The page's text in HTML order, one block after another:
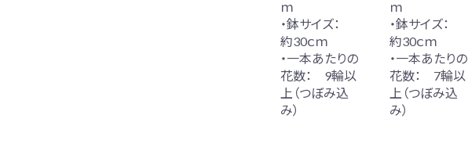
ｍ
・鉢サイズ：
約30ｃｍ
・一本あたりの
花数： 9輪以
上（つぼみ込
み）
ｍ
・鉢サイズ：
約30ｃｍ
・一本あたりの
花数： 7輪以
上（つぼみ込
み）